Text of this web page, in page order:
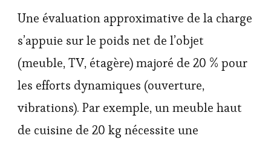
Une évaluation approximative de la charge
s’appuie sur le poids net de l’objet
(meuble, TV, étagère) majoré de 20 % pour
les efforts dynamiques (ouverture,
vibrations). Par exemple, un meuble haut
de cuisine de 20 kg nécessite une